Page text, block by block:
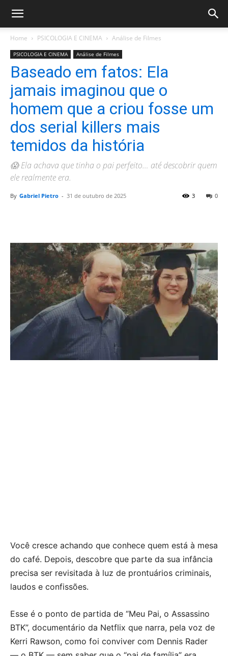
Home PSICOLOGIA E CINEMA Análise de Filmes
PSICOLOGIA E CINEMA Análise de Filmes
Baseado em fatos: Ela
jamais imaginou que o
homem que a criou fosse um
dos serial killers mais
temidos da história
😱 Ela achava que tinha o pai perfeito… até descobrir quem
ele realmente era.
By Gabriel Pietro - 31 de outubro de 2025 0
3
Você cresce achando que conhece quem está à mesa
do café. Depois, descobre que parte da sua infância
precisa ser revisitada à luz de prontuários criminais,
laudos e confissões.
Esse é o ponto de partida de “Meu Pai, o Assassino
BTK”, documentário da Netflix que narra, pela voz de
Kerri Rawson, como foi conviver com Dennis Rader